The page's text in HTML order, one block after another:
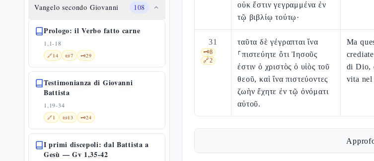
Vangelo secondo Giovanni 108
Prologo: il Verbo fatto carne
1,1-18
🔗14 📜7 🗝️29
Testimonianza di Giovanni
Battista
1,19-34
🔗1 📜13 🗝️24
I primi discepoli: dal Battista a
Gesù — Gv 1,35-42
οὐκ ἔστιν γεγραμμένα ἐν
τῷ βιβλίῳ τούτῳ·
31
🗝️8
🔗2
ταῦτα δὲ γέγραπται ἵνα
⸀πιστεύητε ὅτι Ἰησοῦς
ἐστιν ὁ χριστὸς ὁ υἱὸς τοῦ
θεοῦ, καὶ ἵνα πιστεύοντες
ζωὴν ἔχητε ἐν τῷ ὀνόματι
αὐτοῦ.
Ma
di Dio,
vita nel